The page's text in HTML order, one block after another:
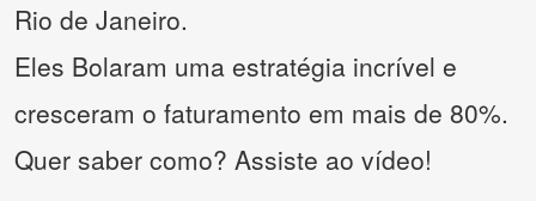
Rio de Janeiro.
Eles Bolaram uma estratégia incrível e
cresceram o faturamento em mais de 80%.
Quer saber como? Assiste ao vídeo!